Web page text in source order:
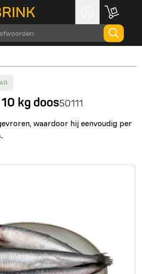
kg doos50111
waardoor hij eenvoudig per